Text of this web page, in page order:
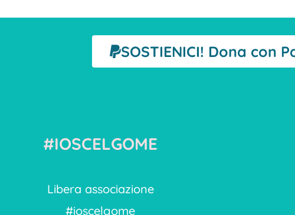
SOSTIENICI! Dona con
#IOSCELGOME
Libera associazione
#ioscelgome